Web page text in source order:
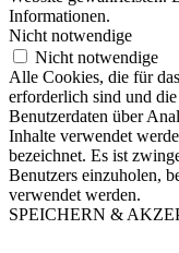
Informationen.
Nicht notwendige
Nicht notwendige
Alle Cookies, die für
erforderlich sind und
Benutzerdaten über
Inhalte verwendet
bezeichnet. Es ist
Benutzers einzuholen,
verwendet werden.
SPEICHERN &